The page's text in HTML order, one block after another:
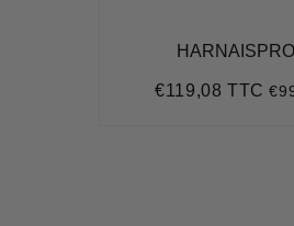
Prix
€119,08 TTC